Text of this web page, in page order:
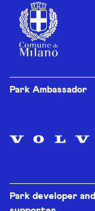
Park Ambassador
Park developer and